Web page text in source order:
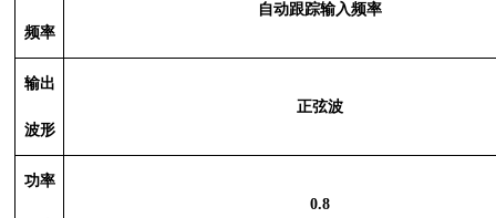
频率
自动跟踪输入频率
输出
波形
正弦波
功率
0.8